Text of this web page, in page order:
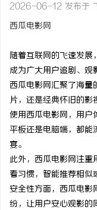
2026-06-12 发布于
西瓜电影网
随着互联网的飞速发
成为广大用户追剧、观
西瓜电影网汇聚了海量
片，还是经典怀旧的影
使用西瓜电影网，用户
平板还是电脑端，都能
宴。
此外，西瓜电影网注重
看习惯，智能推荐相似
安全性方面，西瓜电影
纷，让用户安心观影的